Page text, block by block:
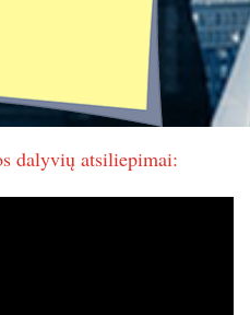
dalyvių atsiliepimai: